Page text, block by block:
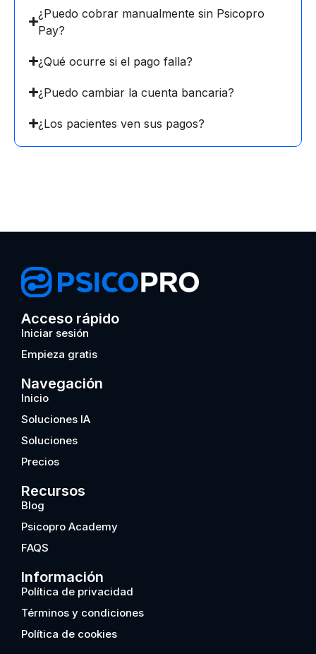
¿Puedo cobrar manualmente sin Psicopro
Pay?
¿Qué ocurre si el pago falla?
¿Puedo cambiar la cuenta bancaria?
¿Los pacientes ven sus pagos?
Acceso rápido
Iniciar sesión
Empieza gratis
Navegación
Inicio
Soluciones IA
Soluciones
Precios
Recursos
Blog
Psicopro Academy
FAQS
Información
Política de privacidad
Términos y condiciones
Política de cookies